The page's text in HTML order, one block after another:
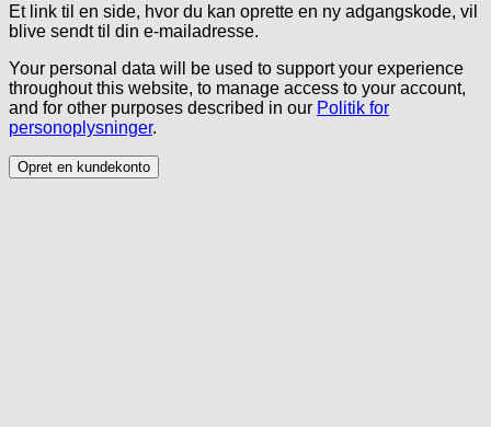
Et link til en side, hvor du kan oprette en ny adgangskode, vil
blive sendt til din e-mailadresse.
Your personal data will be used to support your experience
throughout this website, to manage access to your account,
and for other purposes described in our Politik for
personoplysninger.
Opret en kundekonto